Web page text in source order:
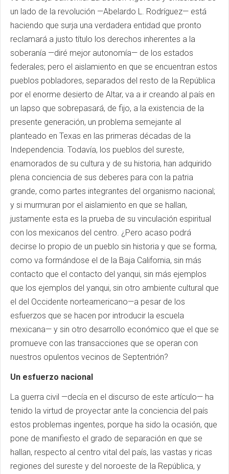
un lado de la revolución —Abelardo L. Rodríguez— está
haciendo que surja una verdadera entidad que pronto
reclamará a justo título los derechos inherentes a la
soberanía —diré mejor autonomía— de los estados
federales; pero el aislamiento en que se encuentran estos
pueblos pobladores, separados del resto de la República
por el enorme desierto de Altar, va a ir creando al país en
un lapso que sobrepasará, de fijo, a la existencia de la
presente generación, un problema semejante al
planteado en Texas en las primeras décadas de la
Independencia. Todavía, los pueblos del sureste,
enamorados de su cultura y de su historia, han adquirido
plena conciencia de sus deberes para con la patria
grande, como partes integrantes del organismo nacional;
y si murmuran por el aislamiento en que se hallan,
justamente esta es la prueba de su vinculación espiritual
con los mexicanos del centro. ¿Pero acaso podrá
decirse lo propio de un pueblo sin historia y que se forma,
como va formándose el de la Baja California, sin más
contacto que el contacto del yanqui, sin más ejemplos
que los ejemplos del yanqui, sin otro ambiente cultural que
el del Occidente norteamericano—a pesar de los
esfuerzos que se hacen por introducir la escuela
mexicana— y sin otro desarrollo económico que el que se
promueve con las transacciones que se operan con
nuestros opulentos vecinos de Septentrión?
Un esfuerzo nacional
La guerra civil —decía en el discurso de este artículo— ha
tenido la virtud de proyectar ante la conciencia del país
estos problemas ingentes, porque ha sido la ocasión, que
pone de manifiesto el grado de separación en que se
hallan, respecto al centro vital del país, las vastas y ricas
regiones del sureste y del noroeste de la República, y